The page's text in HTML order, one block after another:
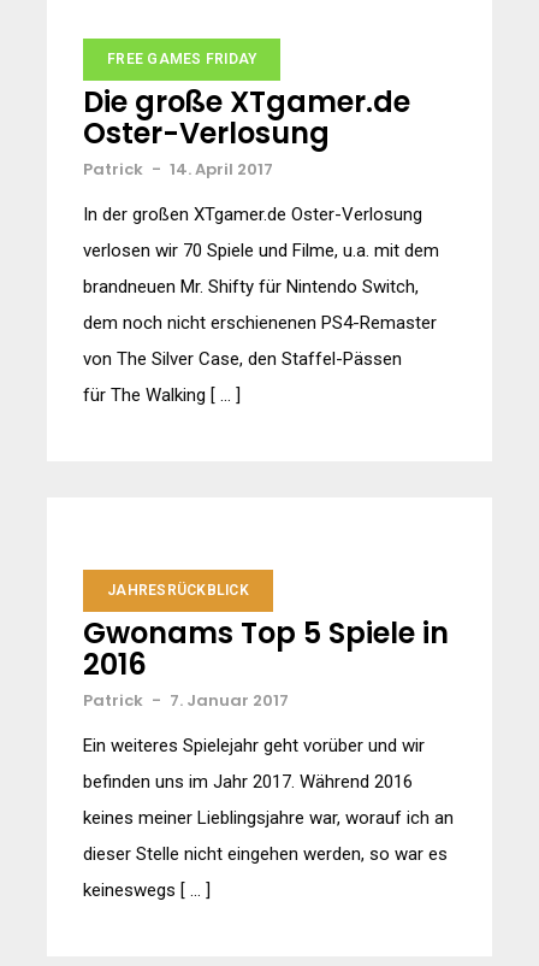
FREE GAMES FRIDAY
Die große XTgamer.de
Oster-Verlosung
Patrick - 14. April 2017
In der großen XTgamer.de Oster-Verlosung
verlosen wir 70 Spiele und Filme, u.a. mit dem
brandneuen Mr. Shifty für Nintendo Switch,
dem noch nicht erschienenen PS4-Remaster
von The Silver Case, den Staffel-Pässen
für The Walking [ … ]
JAHRESRÜCKBLICK
Gwonams Top 5 Spiele in
2016
Patrick - 7. Januar 2017
Ein weiteres Spielejahr geht vorüber und wir
befinden uns im Jahr 2017. Während 2016
keines meiner Lieblingsjahre war, worauf ich an
dieser Stelle nicht eingehen werden, so war es
keineswegs [ … ]